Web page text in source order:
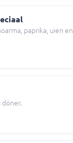
paprika, uien en
döner.